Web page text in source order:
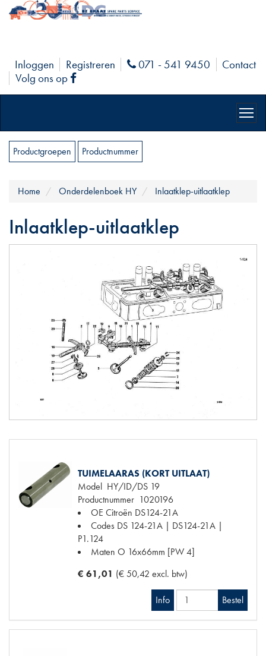
Inloggen Registreren Phone
071 - 541 9450
Contact
Volg ons op
Facebook
Productgroepen Productnummer
Home Onderdelenboek HY Inlaatklep-uitlaatklep
Inlaatklep-uitlaatklep
TUIMELAARAS (KORT UITLAAT)
Model HY/ID/DS 19
Productnummer 1020196
OE Citroën DS124-21A
Codes DS 124-21A | DS124-21A |
P1.124
Maten O 16x66mm [PW 4]
€ 61,01 (€ 50,42 excl. btw)
Info Bestel